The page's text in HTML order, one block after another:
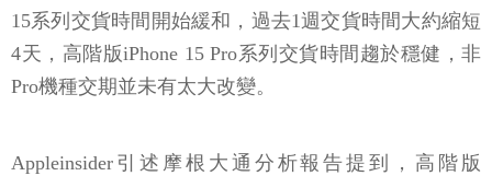
15系列交貨時間開始緩和，過去1週交貨時間大約縮短
4天，高階版iPhone 15 Pro系列交貨時間趨於穩健，非
Pro機種交期並未有太大改變。
Appleinsider引述摩根大通分析報告提到，高階版